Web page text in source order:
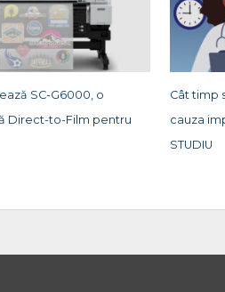
SC-G6000, o
Direct-to-Film pentru
Cât timp
cauza
STUDIU